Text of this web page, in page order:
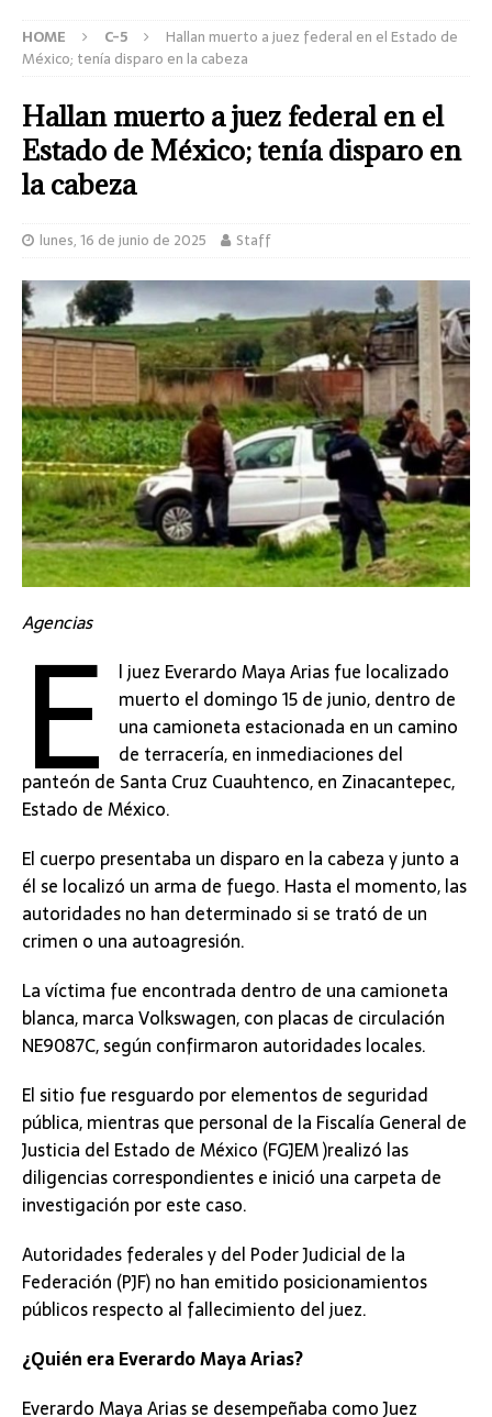
HOME C-5
Hallan muerto a juez federal en el Estado de
México; tenía disparo en la cabeza
Hallan muerto a juez federal en el
Estado de México; tenía disparo en
la cabeza
lunes, 16 de junio de 2025 Staff
Agencias
E l juez Everardo Maya Arias fue localizado
muerto el domingo 15 de junio, dentro de
una camioneta estacionada en un camino
de terracería, en inmediaciones del
panteón de Santa Cruz Cuauhtenco, en Zinacantepec,
Estado de México.
El cuerpo presentaba un disparo en la cabeza y junto a
él se localizó un arma de fuego. Hasta el momento, las
autoridades no han determinado si se trató de un
crimen o una autoagresión.
La víctima fue encontrada dentro de una camioneta
blanca, marca Volkswagen, con placas de circulación
NE9087C, según confirmaron autoridades locales.
El sitio fue resguardo por elementos de seguridad
pública, mientras que personal de la Fiscalía General de
Justicia del Estado de México (FGJEM )realizó las
diligencias correspondientes e inició una carpeta de
investigación por este caso.
Autoridades federales y del Poder Judicial de la
Federación (PJF) no han emitido posicionamientos
públicos respecto al fallecimiento del juez.
​¿Quién era Everardo Maya Arias?
Everardo Maya Arias se desempeñaba como Juez